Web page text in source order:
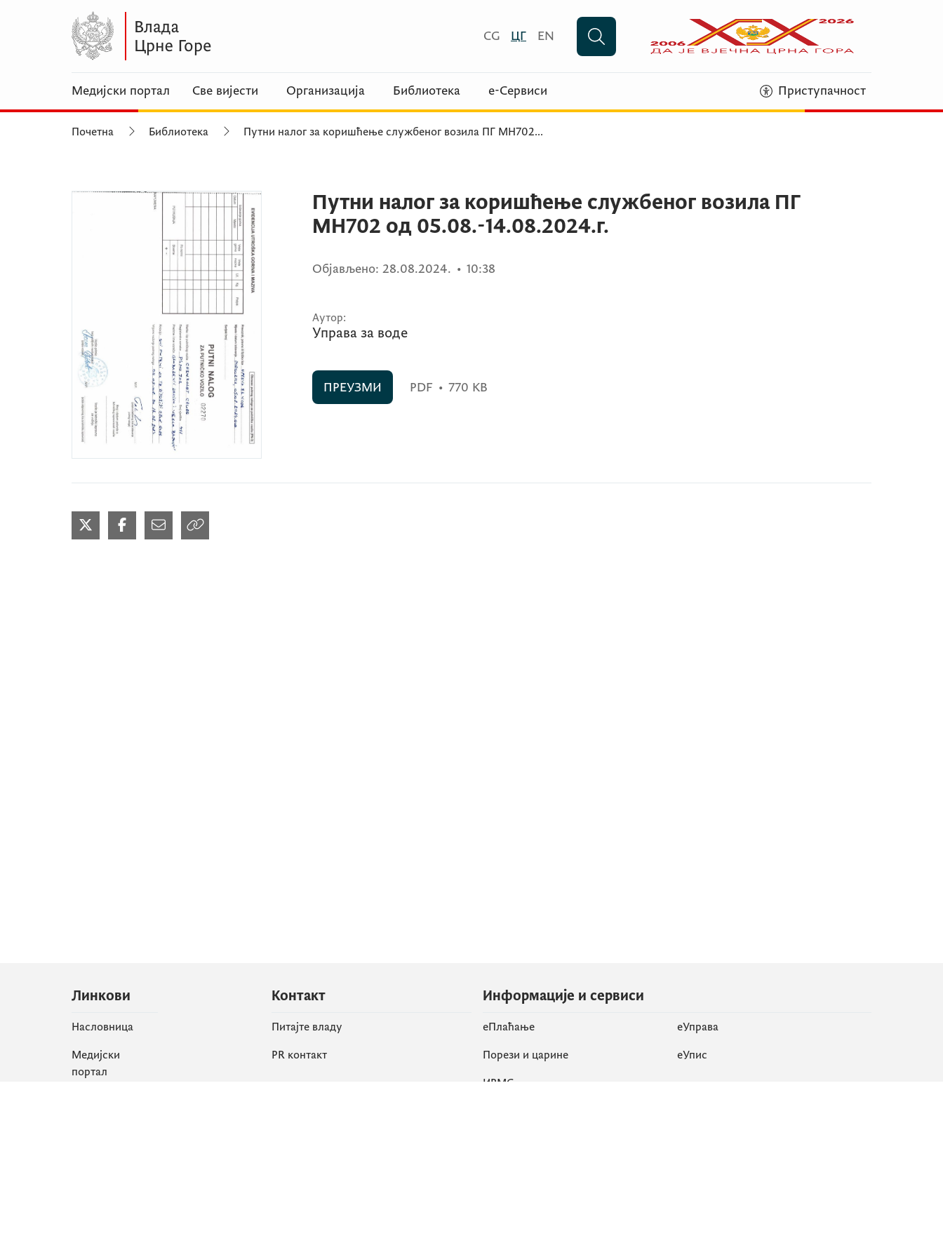
CG ЦГ EN
Медијски портал Све вијести Организација Библиотека е-Сервиси Приступачност
Почетна Библиотека Путни налог за коришћење службеног возила ПГ МН702...
Путни налог за коришћење службеног возила ПГ
МН702 од 05.08.-14.08.2024.г.
Објављено: 28.08.2024. • 10:38
Аутор:
Управа за воде
ПРЕУЗМИ PDF • 770 KB
Линкови
Насловница
Медијски
портал
Контакт
Питајте владу
PR контакт
Информације и сервиси
eПлаћање
еУправа
Порези и царине
eУпис
ИРМС